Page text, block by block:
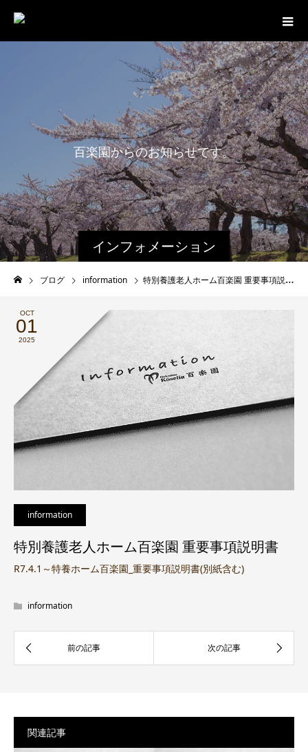
インフォメーション
百楽園からのお知らせです。
ブログ information 特別養護老人ホーム百楽園 重要事項説明書
OCT
01
2025
information
特別養護老人ホーム百楽園 重要事項説明書
R7.4.1～特養ホーム百楽園_重要事項説明書(別紙含む)
information
関連記事